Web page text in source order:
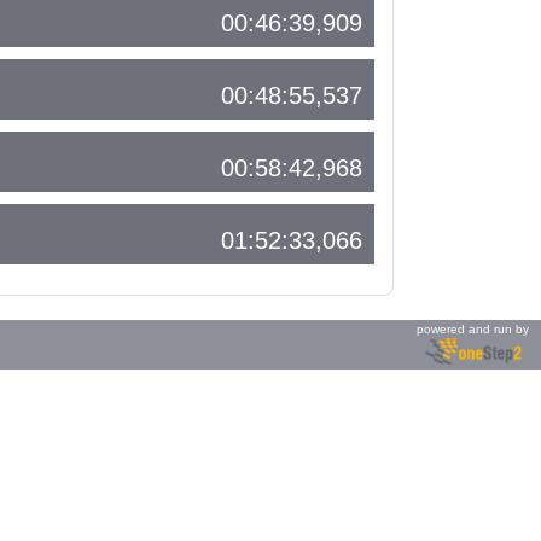
00:46:39,909
00:48:55,537
00:58:42,968
01:52:33,066
powered and run by